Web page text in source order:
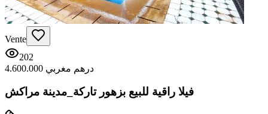
Vente
202
4.600.000 درهم مغربي
فيلا راقية للبيع بزهور تاركة_مدينة مراكش